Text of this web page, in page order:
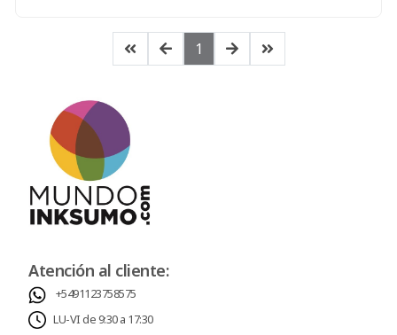
1
Atención al cliente:
+5491123758575
LU-VI de 9:30 a 17:30